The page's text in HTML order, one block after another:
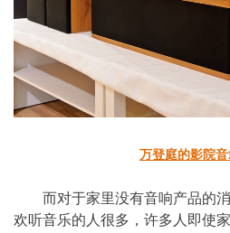
万登庭的影院
而对于家里没有音响产品的
欢听音乐的人很多，许多人即使